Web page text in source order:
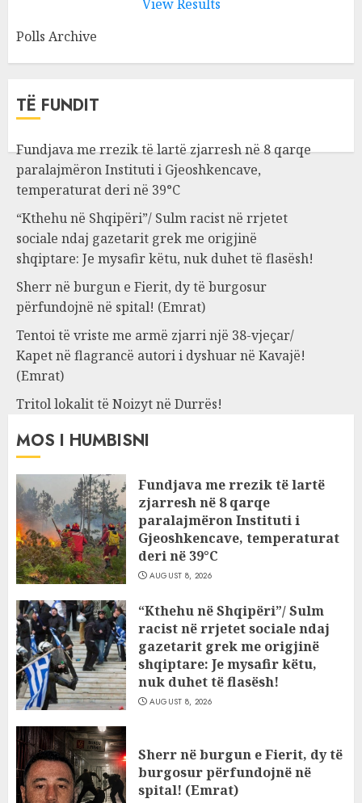
View Results
Polls Archive
TË FUNDIT
Fundjava me rrezik të lartë zjarresh në 8 qarqe
paralajmëron Instituti i Gjeoshkencave,
temperaturat deri në 39°C
“Kthehu në Shqipëri”/ Sulm racist në rrjetet
sociale ndaj gazetarit grek me origjinë
shqiptare: Je mysafir këtu, nuk duhet të flasësh!
Sherr në burgun e Fierit, dy të burgosur
përfundojnë në spital! (Emrat)
Tentoi të vriste me armë zjarri një 38-vjeçar/
Kapet në flagrancë autori i dyshuar në Kavajë!
(Emrat)
Tritol lokalit të Noizyt në Durrës!
MOS I HUMBISNI
Fundjava me rrezik të lartë
zjarresh në 8 qarqe
paralajmëron Instituti i
Gjeoshkencave, temperaturat
deri në 39°C
AUGUST 8, 2026
“Kthehu në Shqipëri”/ Sulm
racist në rrjetet sociale ndaj
gazetarit grek me origjinë
shqiptare: Je mysafir këtu,
nuk duhet të flasësh!
AUGUST 8, 2026
Sherr në burgun e Fierit, dy të
burgosur përfundojnë në
spital! (Emrat)